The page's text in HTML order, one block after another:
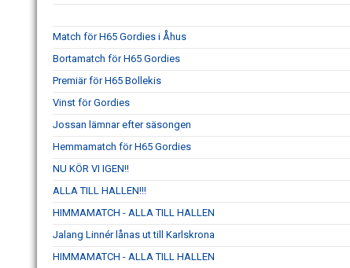
Match för H65 Gordies i Åhus
Bortamatch för H65 Gordies
Premiär för H65 Bollekis
Vinst för Gordies
Jossan lämnar efter säsongen
Hemmamatch för H65 Gordies
NU KÖR VI IGEN!!
ALLA TILL HALLEN!!!
HIMMAMATCH - ALLA TILL HALLEN
Jalang Linnér lånas ut till Karlskrona
HIMMAMATCH - ALLA TILL HALLEN